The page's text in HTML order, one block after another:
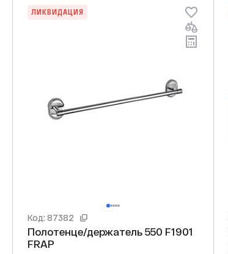
ЛИКВИДАЦИЯ
Код: 87382
Полотенце/держатель 550 F1901
FRAP